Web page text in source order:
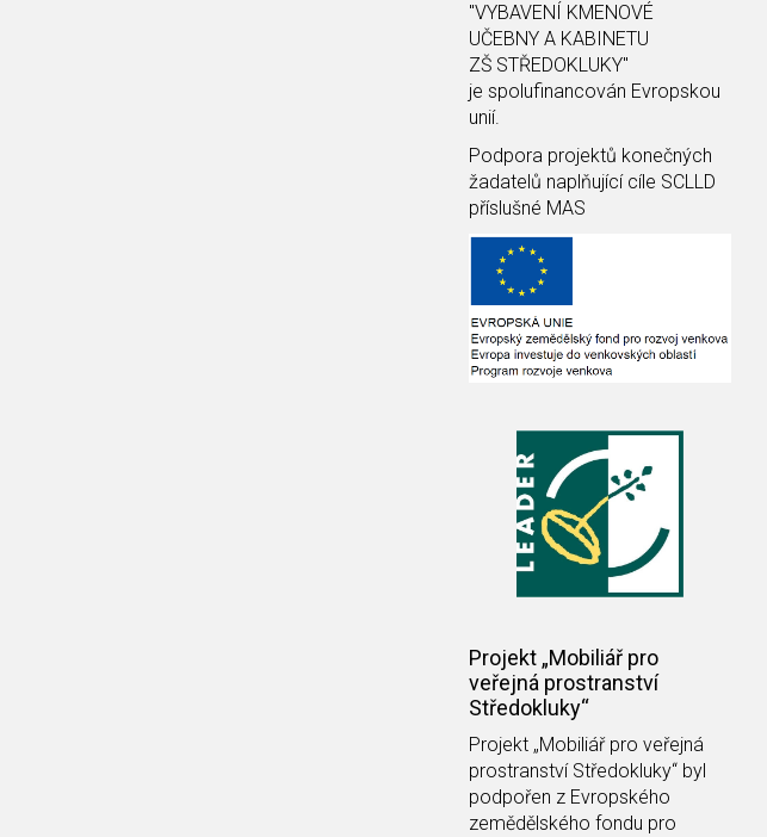
"VYBAVENÍ KMENOVÉ
UČEBNY A KABINETU
ZŠ STŘEDOKLUKY"
je spolufinancován Evropskou
unií.
Podpora projektů konečných
žadatelů naplňující cíle SCLLD
příslušné MAS
Projekt „Mobiliář pro
veřejná prostranství
Středokluky“
Projekt „Mobiliář pro veřejná
prostranství Středokluky“ byl
podpořen z Evropského
zemědělského fondu pro